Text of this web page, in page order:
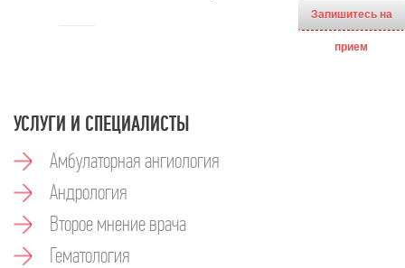
Запишитесь на
прием
УСЛУГИ И СПЕЦИАЛИСТЫ
Амбулаторная ангиология
Андрология
Второе мнение врача
Гематология